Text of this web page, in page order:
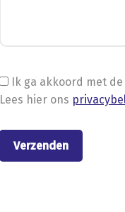
Ik ga akkoord met
Lees hier ons